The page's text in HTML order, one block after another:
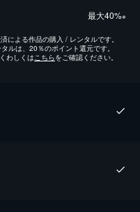
最⼤40%※
による作品の購入 / レンタルです。
ルは、20％のポイント還元です。
わしくは こちらをご確認ください。